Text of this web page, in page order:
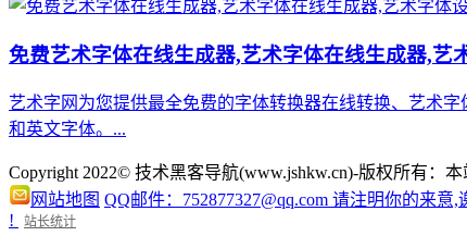
免费艺术字体在线生成器,艺术字体在线生成器,艺
艺术字网为您提供最全免费的字体转换器在线转换、艺术
和英文字体。...
Copyright 2022© 技术黑客导航(www.jshkw.cn)-版权所有：
网站地图 QQ邮件：752877327@qq.com 请注明你的来意,
!
站长统计